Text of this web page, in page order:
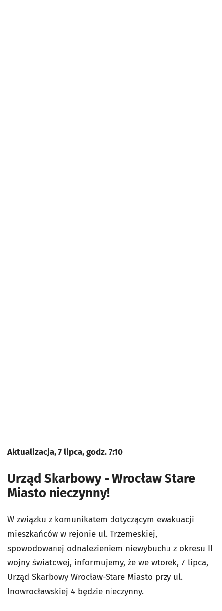
Aktualizacja, 7 lipca, godz. 7:10
Urząd Skarbowy - Wrocław Stare
Miasto nieczynny!
W związku z komunikatem dotyczącym ewakuacji
mieszkańców w rejonie ul. Trzemeskiej,
spowodowanej odnalezieniem niewybuchu z okresu II
wojny światowej, informujemy, że we wtorek, 7 lipca,
Urząd Skarbowy Wrocław-Stare Miasto przy ul.
Inowrocławskiej 4 będzie nieczynny.